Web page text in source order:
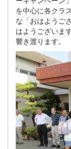
を中心に各クラ
な「おはようご
はようございま
響き渡ります。